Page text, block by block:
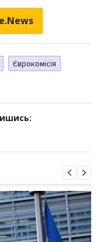
Єврокомісія